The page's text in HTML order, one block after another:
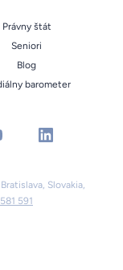
Právny štát
Seniori
Blog
barometer
linkedin
Slovakia,
591